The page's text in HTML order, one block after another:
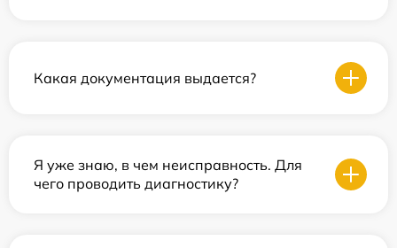
Какая документация выдается?
Я уже знаю, в чем неисправность. Для
чего проводить диагностику?